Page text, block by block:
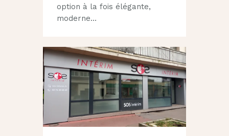
option à la fois élégante,
moderne…